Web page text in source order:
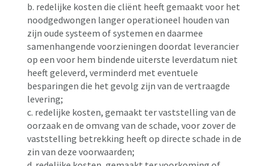
b. redelijke kosten die cliënt heeft gemaakt voor het
noodgedwongen langer operationeel houden van
zijn oude systeem of systemen en daarmee
samenhangende voorzieningen doordat leverancier
op een voor hem bindende uiterste leverdatum niet
heeft geleverd, verminderd met eventuele
besparingen die het gevolg zijn van de vertraagde
levering;
c. redelijke kosten, gemaakt ter vaststelling van de
oorzaak en de omvang van de schade, voor zover de
vaststelling betrekking heeft op directe schade in de
zin van deze voorwaarden;